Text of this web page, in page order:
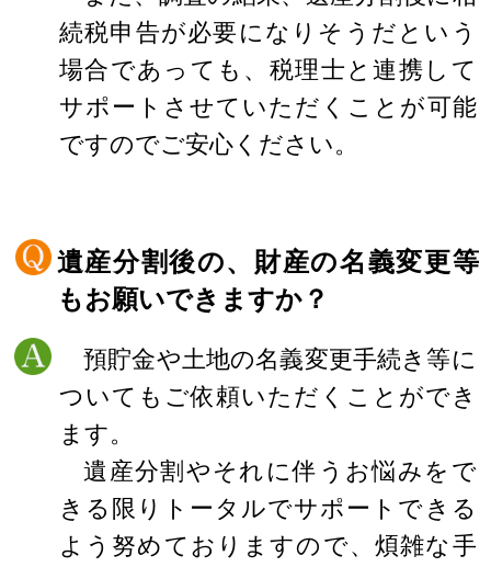
続税申告が必要になりそうだという
場合であっても、税理士と連携して
サポートさせていただくことが可能
ですのでご安心ください。
遺産分割後の、財産の名義変更等
もお願いできますか？
預貯金や土地の名義変更手続き等に
ついてもご依頼いただくことができ
ます。
遺産分割やそれに伴うお悩みをで
きる限りトータルでサポートできる
よう努めておりますので、煩雑な手